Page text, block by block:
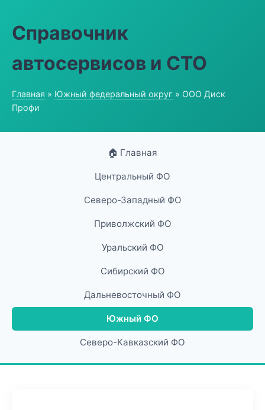
Справочник
автосервисов и СТО
Главная » Южный федеральный округ » ООО Диск
Профи
🏠 Главная
Центральный ФО
Северо-Западный ФО
Приволжский ФО
Уральский ФО
Сибирский ФО
Дальневосточный ФО
Южный ФО
Северо-Кавказский ФО